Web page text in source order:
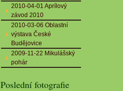
2010-04-01 Aprílový
závod 2010
2010-03-06 Oblastní
výstava České
Budějovice
2009-11-22 Mikulášský
pohár
Poslední fotografie